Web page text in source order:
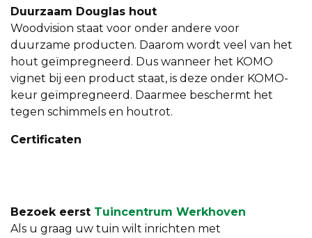
Duurzaam Douglas hout
Woodvision staat voor onder andere voor
duurzame producten. Daarom wordt veel van het
hout geïmpregneerd. Dus wanneer het KOMO
vignet bij een product staat, is deze onder KOMO-
keur geïmpregneerd. Daarmee beschermt het
tegen schimmels en houtrot.
Certificaten
Bezoek eerst Tuincentrum Werkhoven
Als u graag uw tuin wilt inrichten met